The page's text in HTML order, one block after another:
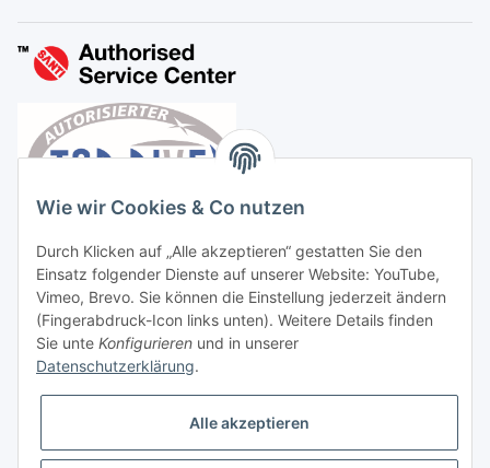
Vertrag widerrufen
Wie wir Cookies & Co nutzen
Durch Klicken auf „Alle akzeptieren“ gestatten Sie den
Einsatz folgender Dienste auf unserer Website: YouTube,
Vimeo, Brevo. Sie können die Einstellung jederzeit ändern
(Fingerabdruck-Icon links unten). Weitere Details finden
Sie unte Konfigurieren und in unserer
Datenschutzerklärung.
Alle akzeptieren